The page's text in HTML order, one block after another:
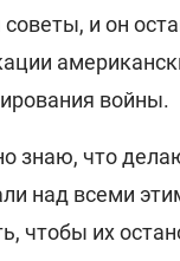
и он
войны.
знаю, что
над всеми
чтобы их